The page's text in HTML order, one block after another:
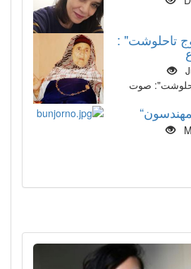
تاحلوشت" :
صوت